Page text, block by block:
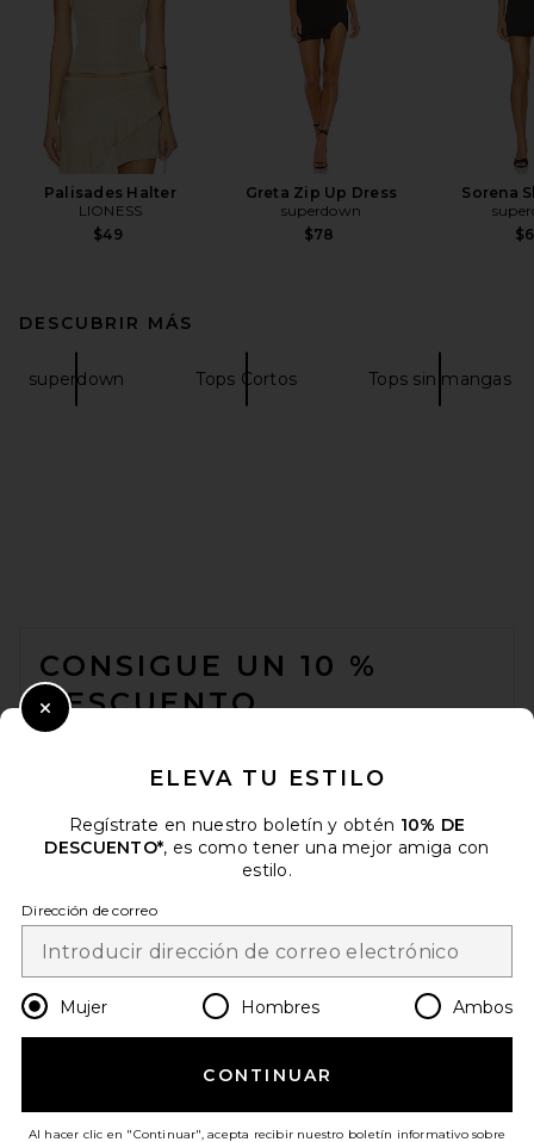
Palisades Halter
LIONESS
$49
Greta Zip Up Dress
superdown
$78
Sorena
DESCUBRIR MÁS
superdown Tops Cortos Tops sin mangas
CONSIGUE UN 10 %
DESCUENTO
electrónico. Puede retirarse en cualquier momento.
Email Address
Change Country Regions
es USD
¡AYÚDANOS A MEJORAR!
ELEVA TU ESTILO
Regístrate en nuestro boletín y obtén 10% DE
DESCUENTO*, es como tener una mejor amiga con
estilo.
Dirección de correo
Mujer Hombres Ambos
CONTINUAR
Al hacer clic en "Continuar", acepta recibir nuestro boletín informativo sobre
Close Modal